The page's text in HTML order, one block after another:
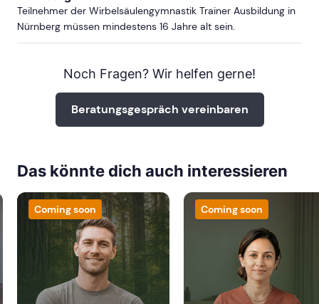
Teilnehmer der Wirbelsäulengymnastik Trainer Ausbildung in
Nürnberg müssen mindestens 16 Jahre alt sein.
Noch Fragen? Wir helfen gerne!
Beratungsgespräch vereinbaren
Das könnte dich auch interessieren
Coming soon Coming soon